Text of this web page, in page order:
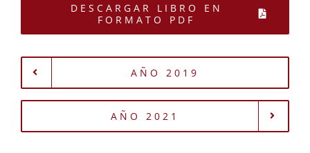
DESCARGAR LIBRO EN
FORMATO PDF
AÑO 2019
AÑO 2021